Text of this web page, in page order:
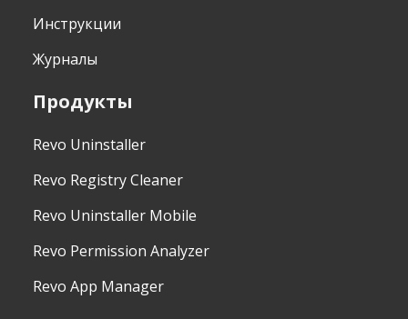
Инструкции
Журналы
Продукты
Revo Uninstaller
Revo Registry Cleaner
Revo Uninstaller Mobile
Revo Permission Analyzer
Revo App Manager